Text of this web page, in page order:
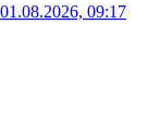
01.08.2026, 09:17